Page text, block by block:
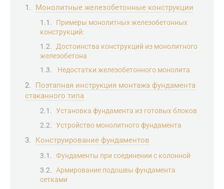
Монолитные железобетонные конструкции
Примеры монолитных железобетонных
конструкций:
Достоинства конструкций из монолитного
железобетона
Недостатки железобетонного монолита
Поэтапная инструкция монтажа фундамента
стаканного типа
Установка фундамента из готовых блоков
Устройство монолитного фундамента
Конструирование фундаментов
Фундаменты при соединении с колонной
Армирование подошвы фундамента
сетками